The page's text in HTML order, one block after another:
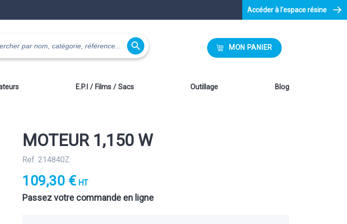
Accéder à l'espace résine
 MON PANIER
E.P.I / Films / Sacs Outillage Blog
MOTEUR 1,150 W
Ref. 214840Z
109,30 € HT
Passez votre commande en ligne